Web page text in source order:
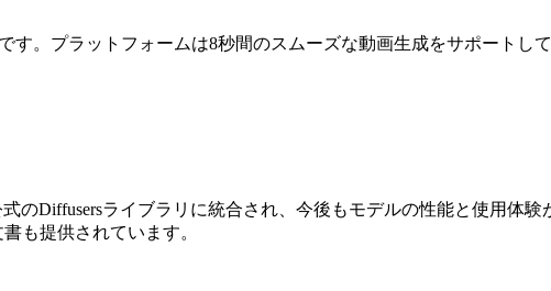
す。プラットフォームは8秒間のスムーズな動画生成をサポートし
式のDiffusersライブラリに統合され、今後もモデルの性能と使用体
も提供されています。